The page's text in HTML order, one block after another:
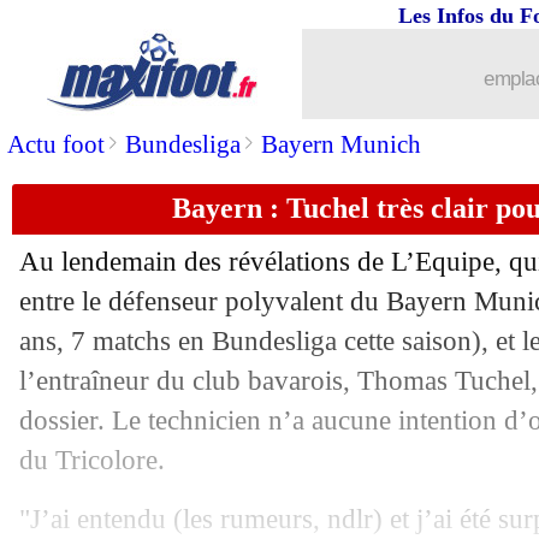
Actu foot> Bundesliga> Bayern Munich
Les Infos du
Bayern : Tuchel très clair
Au lendemain des révélations de L’Equipe,
entre le défenseur polyvalent du Bayern
ans, 7 matchs en Bundesliga cette saison), et
l’entraîneur du club bavarois, Thomas
dossier. Le technicien n’a aucune intention
du Tricolore.
"J’ai entendu (les rumeurs, ndlr) et j’ai été
: Malcom en rêve encore
26/05 Lens: Boura a une offre de Bastia
: Ancelotti va parler avec Hazard
26/05 Belgique: Courtois en veut aux
26/05 Real: Camavinga met la pression
26/05 Real : l'attaquant, Ancelotti fait le
26/05 TFC: le club confirme le départ de 4
: les 30 ans, Di Meco "un peu